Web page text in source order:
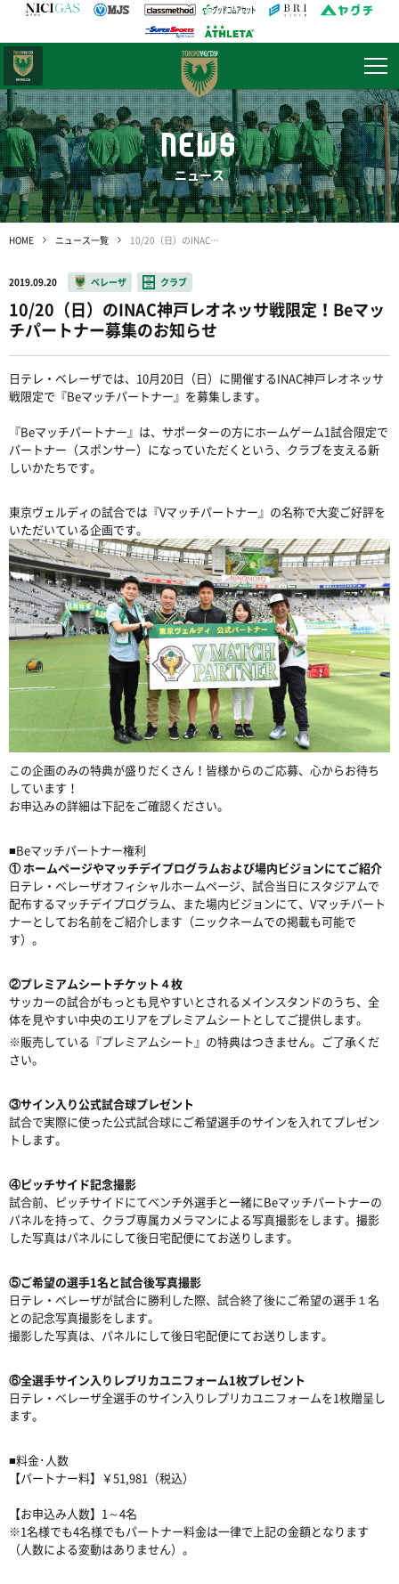
NEWS
ニュース
HOME ニュース一覧 10/20（日）のINAC神戸レオネッサ戦限定！Beマッチパートナー募集のお知らせ
2019.09.20 ベレーザ クラブ
10/20（日）のINAC神戸レオネッサ戦限定！Beマッ
チパートナー募集のお知らせ
日テレ・ベレーザでは、10月20日（日）に開催するINAC神戸レオネッサ
戦限定で『Beマッチパートナー』を募集します。
『Beマッチパートナー』は、サポーターの方にホームゲーム1試合限定で
パートナー（スポンサー）になっていただくという、クラブを支える新
しいかたちです。
東京ヴェルディの試合では『Vマッチパートナー』の名称で大変ご好評を
いただいている企画です。
この企画のみの特典が盛りだくさん！皆様からのご応募、心からお待ち
しています！
お申込みの詳細は下記をご確認ください。
■Beマッチパートナー権利
①ホームページやマッチデイプログラムおよび場内ビジョンにてご紹介
日テレ・ベレーザオフィシャルホームページ、試合当日にスタジアムで
配布するマッチデイプログラム、また場内ビジョンにて、Vマッチパート
ナーとしてお名前をご紹介します（ニックネームでの掲載も可能で
す）。
②プレミアムシートチケット４枚
サッカーの試合がもっとも見やすいとされるメインスタンドのうち、全
体を見やすい中央のエリアをプレミアムシートとしてご提供します。
※販売している『プレミアムシート』の特典はつきません。ご了承くだ
さい。
③サイン入り公式試合球プレゼント
試合で実際に使った公式試合球にご希望選手のサインを入れてプレゼン
トします。
④ピッチサイド記念撮影
試合前、ピッチサイドにてベンチ外選手と一緒にBeマッチパートナーの
パネルを持って、クラブ専属カメラマンによる写真撮影をします。撮影
した写真はパネルにして後日宅配便にてお送りします。
⑤ご希望の選手1名と試合後写真撮影
日テレ・ベレーザが試合に勝利した際、試合終了後にご希望の選手１名
との記念写真撮影をします。
撮影した写真は、パネルにして後日宅配便にてお送りします。
⑥全選手サイン入りレプリカユニフォーム1枚プレゼント
日テレ・ベレーザ全選手のサイン入りレプリカユニフォームを1枚贈呈し
ます。
■料金･人数
【パートナー料】￥51,981（税込）
【お申込み人数】1～4名
※1名様でも4名様でもパートナー料金は一律で上記の金額となります
（人数による変動はありません）。